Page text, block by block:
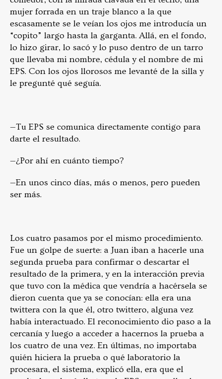
mujer forrada en un traje blanco a la que
escasamente se le veían los ojos me introducía un
“copito” largo hasta la garganta. Allá, en el fondo,
lo hizo girar, lo sacó y lo puso dentro de un tarro
que llevaba mi nombre, cédula y el nombre de mi
EPS. Con los ojos llorosos me levanté de la silla y
le pregunté qué seguía.
—Tu EPS se comunica directamente contigo para
darte el resultado.
—¿Por ahí en cuánto tiempo?
—En unos cinco días, más o menos, pero pueden
ser más.
Los cuatro pasamos por el mismo procedimiento.
Fue un golpe de suerte: a Juan iban a hacerle una
segunda prueba para confirmar o descartar el
resultado de la primera, y en la interacción previa
que tuvo con la médica que vendría a hacérsela se
dieron cuenta que ya se conocían: ella era una
twittera con la que él, otro twittero, alguna vez
había interactuado. El reconocimiento dio paso a la
cercanía y luego a acceder a hacernos la prueba a
los cuatro de una vez. En últimas, no importaba
quién hiciera la prueba o qué laboratorio la
procesara, el sistema, explicó ella, era que el